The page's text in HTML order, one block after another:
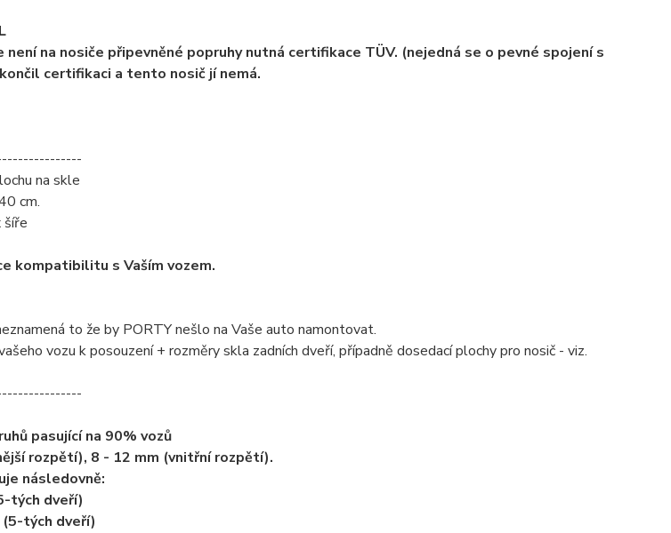
není na nosiče připevněné popruhy nutná certifikace TÜV. (nejedná se o pevné spojení s
certifikaci a tento nosič jí nemá.
na skle
cm.
šíře
kompatibilitu s Vaším vozem.
to že by PORTY nešlo na Vaše auto namontovat.
vozu k posouzení + rozměry skla zadních dveří, případně dosedací plochy pro nosič - viz.
pasující na 90% vozů
rozpětí), 8 - 12 mm (vnitřní rozpětí).
následovně:
tých dveří)
tých dveří)